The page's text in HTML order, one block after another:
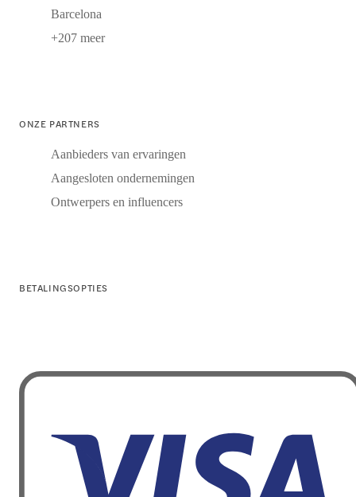
Barcelona
+207 meer
ONZE PARTNERS
Aanbieders van ervaringen
Aangesloten ondernemingen
Ontwerpers en influencers
BETALINGSOPTIES